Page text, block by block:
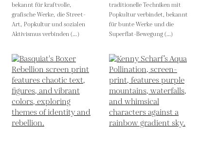
bekannt für kraftvolle,
grafische Werke, die Street-
Art, Popkultur und sozialen
Aktivismus verbinden (...)
traditionelle Techniken mit
Popkultur verbindet, bekannt
für bunte Werke und die
Superflat-Bewegung (...)